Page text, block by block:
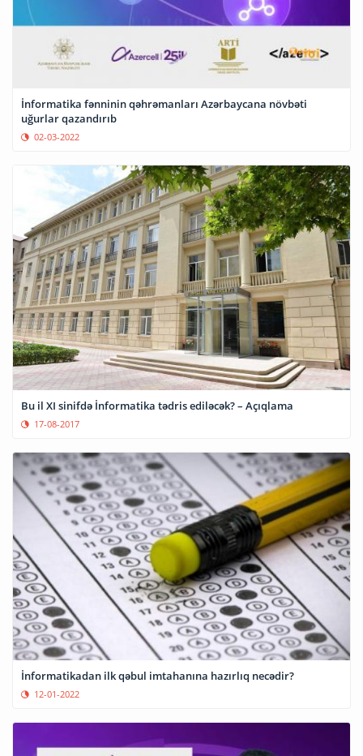
İnformatika fənninin qəhrəmanları Azərbaycana növbəti
uğurlar qazandırıb
02-03-2022
Bu il XI sinifdə İnformatika tədris ediləcək? – Açıqlama
17-08-2017
İnformatikadan ilk qəbul imtahanına hazırlıq necədir?
12-01-2022